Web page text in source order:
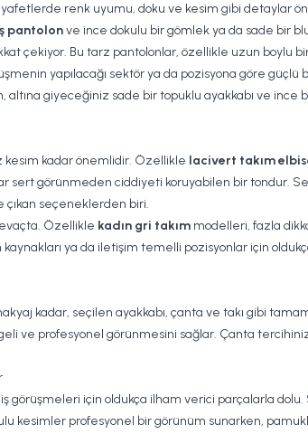
renk uyumu, doku ve kesim gibi detaylar
pantolonve ince dokulu bir gömlek ya da sade bir
çekiyor. Bu tarz pantolonlar, özellikle uzun boylu
yapılacağı sektör ya da pozisyona göre
giyeceğiniz sade bir topuklu ayakkabı ve ince
kadar önemlidir. Özellikle lacivert takım
sert görünmeden ciddiyeti koruyabilen bir tondur.
çıkan seçeneklerden biri.
Özellikle kadın gri takım modelleri, fazla
kaynakları ya da iletişim temelli pozisyonlar için
kadar, seçilen ayakkabı, çanta ve takı gibi
ve profesyonel görünmesini sağlar. Çanta
iş görüşmeleri için oldukça ilham verici parçalarla dolu.
kesimler profesyonel bir görünüm sunarken,